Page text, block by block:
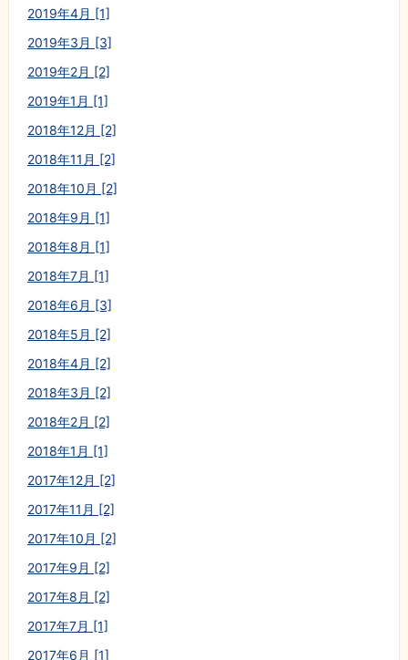
2019年4月 [1]
2019年3月 [3]
2019年2月 [2]
2019年1月 [1]
2018年12月 [2]
2018年11月 [2]
2018年10月 [2]
2018年9月 [1]
2018年8月 [1]
2018年7月 [1]
2018年6月 [3]
2018年5月 [2]
2018年4月 [2]
2018年3月 [2]
2018年2月 [2]
2018年1月 [1]
2017年12月 [2]
2017年11月 [2]
2017年10月 [2]
2017年9月 [2]
2017年8月 [2]
2017年7月 [1]
2017年6月 [1]